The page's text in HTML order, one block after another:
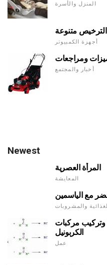
المنزل والأسرة
الترخيص متنوعة
أجهزة الكمبيوتر
ومراجعات
أخبار والمجتمع
Newest
المرأة العصرية
المعايشة
مع الياسمين
والمشروبات
وتركيب مركبات
الكربونيل
عمل